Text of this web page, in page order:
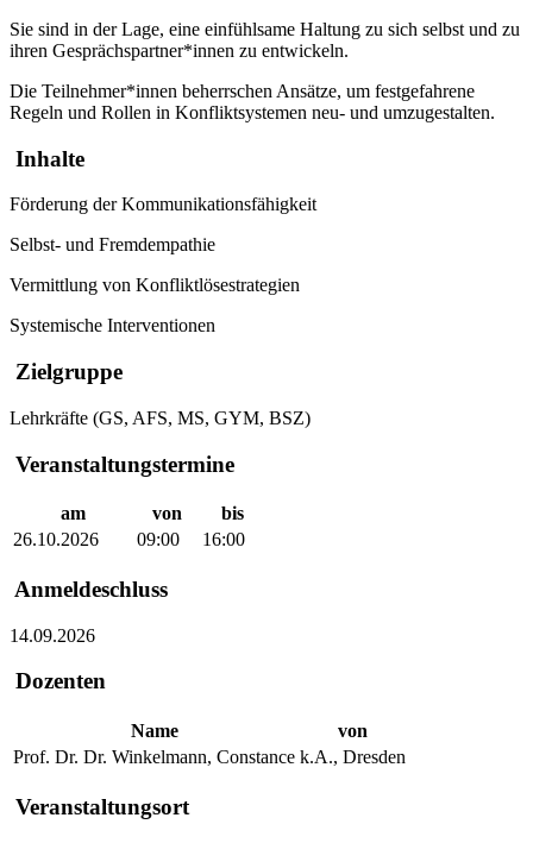
Sie sind in der Lage, eine einfühlsame Haltung zu sich selbst und zu
ihren Gesprächspartner*innen zu entwickeln.
Die Teilnehmer*innen beherrschen Ansätze, um festgefahrene
Regeln und Rollen in Konfliktsystemen neu- und umzugestalten.
Inhalte
Förderung der Kommunikationsfähigkeit
Selbst- und Fremdempathie
Vermittlung von Konfliktlösestrategien
Systemische Interventionen
Zielgruppe
Lehrkräfte (GS, AFS, MS, GYM, BSZ)
Veranstaltungstermine
am von
bis
26.10.2026
09:00 16:00
Anmeldeschluss
14.09.2026
Dozenten
Name
von
Prof. Dr. Dr. Winkelmann, Constance k.A., Dresden
Veranstaltungsort